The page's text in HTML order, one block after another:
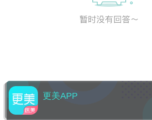
更美APP